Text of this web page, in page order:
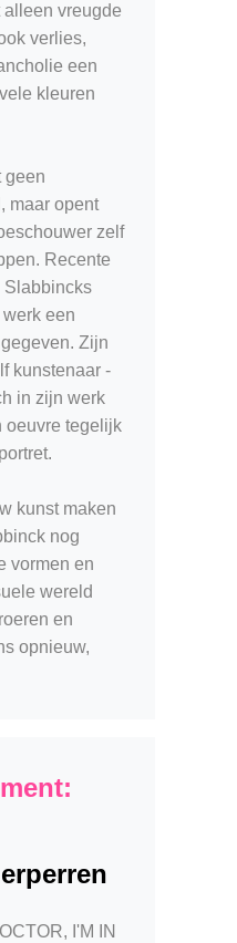
alleen vreugde
verlies,
een
kleuren
geen
maar opent
zelf
Recente
Slabbincks
een
Zijn
kunstenaar -
in zijn werk
oeuvre tegelijk
kunst maken
nog
vormen en
wereld
en
opnieuw,
I'M IN